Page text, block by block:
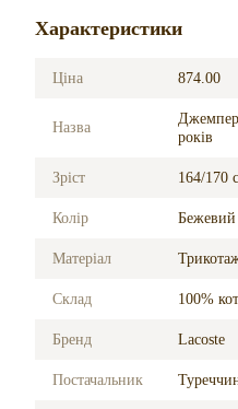
Характеристики
Ціна 874.00
Назва
Джемпер
років
Зріст 164/170
Колір Бежевий
Матеріал
Склад 100%
Бренд Lacoste
Постачальник